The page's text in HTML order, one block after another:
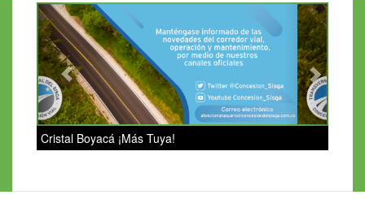
Previous Next
Cristal Boyacá ¡Más Tuya!